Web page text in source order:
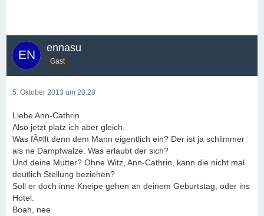
ennasu
Gast
5. Oktober 2013 um 20:28
Liebe Ann-Cathrin
Also jetzt platz ich aber gleich.
Was fÃ¤llt denn dem Mann eigentlich ein? Der ist ja schlimmer
als ne Dampfwalze. Was erlaubt der sich?
Und deine Mutter? Ohne Witz, Ann-Cathrin, kann die nicht mal
deutlich Stellung beziehen?
Soll er doch inne Kneipe gehen an deinem Geburtstag, oder ins
Hotel.
Boah, nee